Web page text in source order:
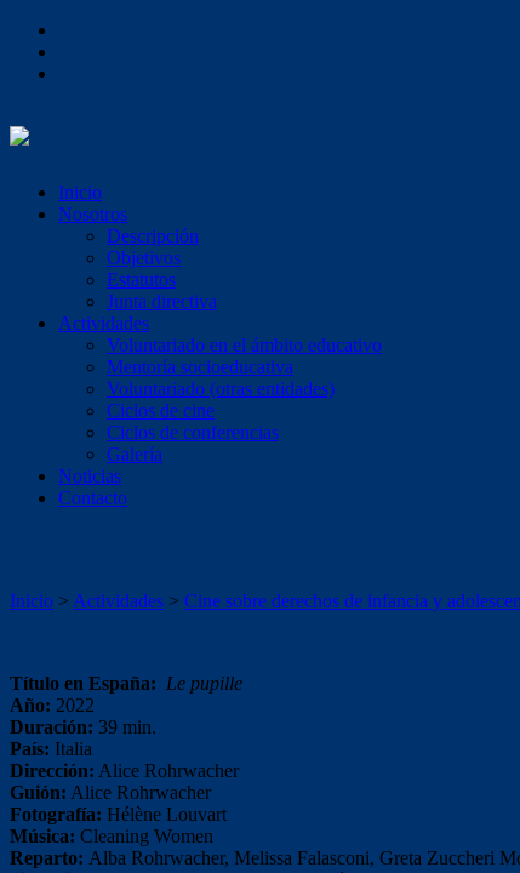
Inicio
Nosotros
Descripción
Objetivos
Estatutos
Junta directiva
Actividades
Voluntariado en el ámbito educativo
Mentoría socioeducativa
Voluntariado (otras entidades)
Ciclos de cine
Ciclos de conferencias
Galería
Noticias
Contacto
Inicio > Actividades > Cine sobre derechos de infancia y
Título en España: Le pupille
Año: 2022
Duración: 39 min.
País: Italia
Dirección: Alice Rohrwacher
Guión: Alice Rohrwacher
Fotografía: Hélène Louvart
Música: Cleaning Women
Reparto: Alba Rohrwacher, Melissa Falasconi, Greta Zuccheri